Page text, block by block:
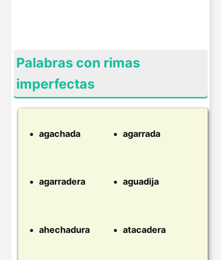
Palabras con rimas
imperfectas
agachada agarrada
agarradera aguadija
ahechadura atacadera